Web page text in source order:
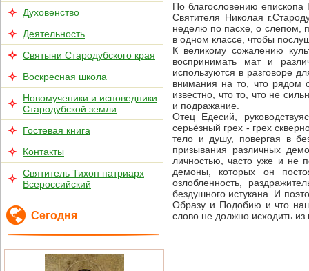
Духовенство
Деятельность
Святыни Стародубского края
Воскресная школа
Новомученики и исповедники
Стародубской земли
Гостевая книга
Контакты
Святитель Тихон патриарх
Всероссийский
Сегодня
По благословению
Святителя Николая
неделю по пасхе, о слепом,
в одном классе, чтобы
К великому сожалению
воспринимать мат и
используются в разговоре
внимания на то, что рядом
известно, что то, что не
и подражание.
Отец Едесий,
серьёзный грех - грех
тело и душу, повергая в
призывания различных
личностью, часто уже и не
демоны, которых он
озлобленность,
бездушного истукана. И
Образу и Подобию и что
слово не должно исходить из